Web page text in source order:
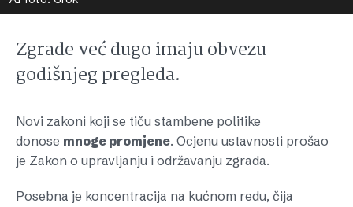
Zgrade već dugo imaju obvezu
godišnjeg pregleda.
Novi zakoni koji se tiču stambene politike
donose mnoge promjene. Ocjenu ustavnosti prošao
je Zakon o upravljanju i održavanju zgrada.
Posebna je koncentracija na kućnom redu, čija